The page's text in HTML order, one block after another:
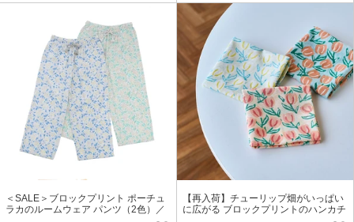
＜SALE＞ブロックプリント ポーチュ
ラカのルームウェア パンツ（2色）／
【再入荷】チューリップ畑がいっぱい
に広がる ブロックプリントのハンカチ